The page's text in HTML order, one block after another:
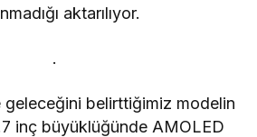
aktarılıyor.
.
belirttiğimiz modelin
inç büyüklüğünde AMOLED